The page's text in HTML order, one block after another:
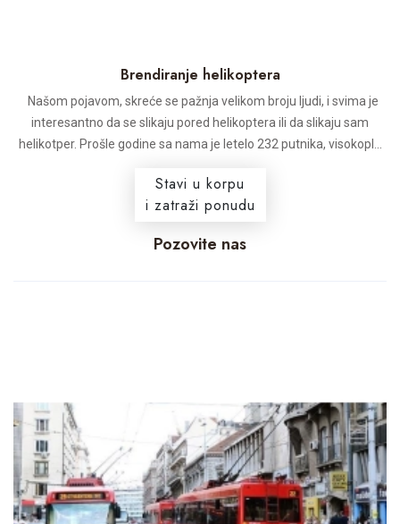
Brendiranje helikoptera
Našom pojavom, skreće se pažnja velikom broju ljudi, i svima je
interesantno da se slikaju pored helikoptera ili da slikaju sam
helikotper. Prošle godine sa nama je letelo 232 putnika, visokopl...
Stavi u korpu
i zatraži ponudu
Pozovite nas